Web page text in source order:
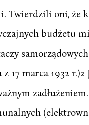
oni, że
budżetu
17 marca 1932